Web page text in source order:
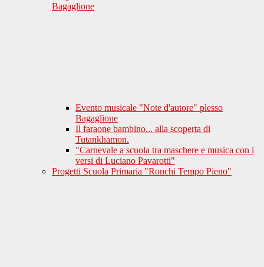
Bagaglione
Evento musicale "Note d'autore" plesso
Bagaglione
Il faraone bambino... alla scoperta di
Tutankhamon.
"Carnevale a scuola tra maschere e musica con i
versi di Luciano Pavarotti"
Progetti Scuola Primaria "Ronchi Tempo Pieno"